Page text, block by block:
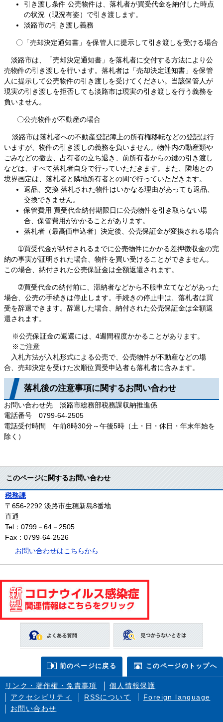
引き渡し条件 公売物件は、落札者が買受代金を納付した時点
の状況（現況有姿）で引き渡します。
淡路市の引き渡し義務
〇「売却決定通知書」を保管人に提示して引き渡しを受ける場合
淡路市は、「売却決定通知書」を落札者に交付する方法により公
売物件の引き渡しを行います。落札者は「売却決定通知書」を保管
人に提示して公売物件の引き渡しを受けてください。当該保管人が
現実の引き渡しを拒否しても淡路市は現実の引き渡しを行う義務を
負いません。
〇公売物件が不動産の場合
淡路市は落札者への不動産登記簿上の所有権移転などの登記は行
いますが、物件の引き渡しの義務を負いません。物件内の動産類や
ごみなどの撤去、占有者の立ち退き、前所有者からの鍵の引き渡し
などは、すべて落札者自身で行っていただきます。また、隣地との
境界画定は、落札者と隣地所有者との間で行っていただきます。
返品、交換 落札された物件はいかなる理由があっても返品、
交換できません。
保管費用 買受代金納付期限日に公売物件を引き取らない場
合、保管費用がかかることがあります。
落札者（最高価申込者）決定後、公売保証金が変換される場合
➀買受代金が納付されるまでに公売物件にかかる差押徴収金の完
納の事実が証明された場合、物件を買い受けることができません。
この場合、納付された公売保証金は全額返還されます。
➁買受代金の納付前に、滞納者などから不服申立てなどがあった
場合、公売の手続きは停止します。手続きの停止中は、落札者は買
受を辞退できます。辞退した場合、納付された公売保証金は全額返
還されます。
※公売保証金の返還には、4週間程度かかることがあります。
※ご注意
入札方法が入札形式による公売で、公売物件が不動産などの場
合、売却決定を受けた次順位買受申込者も落札者に含みます。
落札後の注意事項に関するお問い合わせ
お問い合わせ先 淡路市総務部税務課収納推進係
電話番号 0799-64-2505
電話受付時間 午前8時30分～午後5時（土・日・休日・年末年始を
除く）
このページに関するお問い合わせ
税務課
〒656-2292 淡路市生穂新島8番地
直通
Tel：0799－64－2505
Fax：0799-64-2526
お問い合わせはこちらから
前のページに戻る このページのトップへ
リンク・著作権・免責事項
個人情報保護
アクセシビリティ
RSSについて
Foreign language
お問い合わせ